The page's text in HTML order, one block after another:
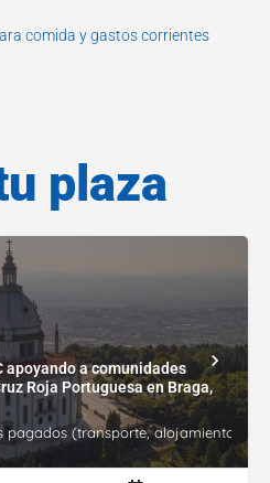
comida y gastos corrientes
plaza
apoyando a comunidades
Roja Portuguesa en Braga,
pagados (transporte, alojamiento,